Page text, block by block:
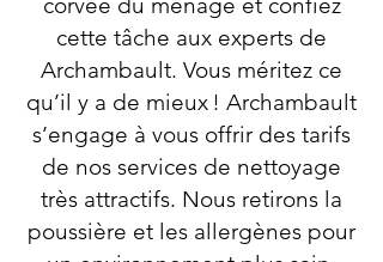
cette tâche aux experts de
Archambault. Vous méritez ce
qu’il y a de mieux ! Archambault
s’engage à vous offrir des tarifs
de nos services de nettoyage
très attractifs. Nous retirons la
poussière et les allergènes pour